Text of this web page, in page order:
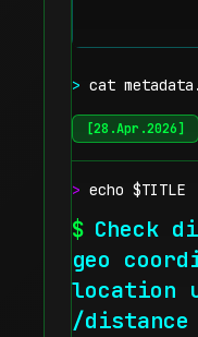
> cat
[28.Apr.2026]
> echo $TITLE
$ Check
geo
location
/distance